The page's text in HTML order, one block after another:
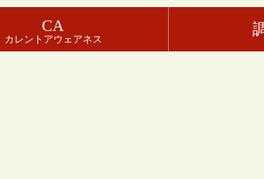
CA
カレントアウェアネス